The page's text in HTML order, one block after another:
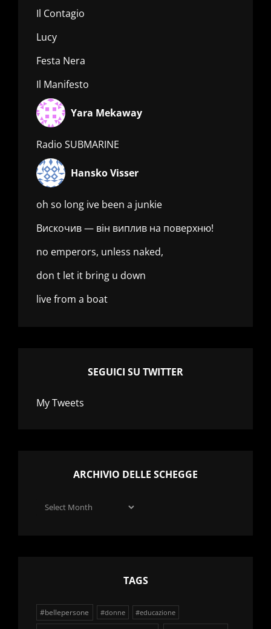
Il Contagio
Lucy
Festa Nera
Il Manifesto
Yara Mekaway
Radio SUBMARINE
Hansko Visser
oh so long ive been a junkie
Вискочив — він виплив на поверхню!
no emperors, unless naked,
don t let it bring u down
live from a boat
SEGUICI SU TWITTER
My Tweets
ARCHIVIO DELLE SCHEGGE
Archivio
TAGS
#bellepersone #donne #educazione